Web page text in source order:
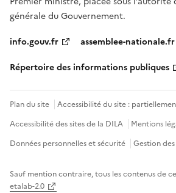
générale du Gouvernement.
info.gouv.fr
assemblee-nationale.fr
Répertoire des informations publiques
Plan du site
Accessibilité du site :
Accessibilité des sites de la DILA
Mentions
Données personnelles et sécurité
Gestion
Sauf mention contraire, tous les contenus de
etalab-2.0